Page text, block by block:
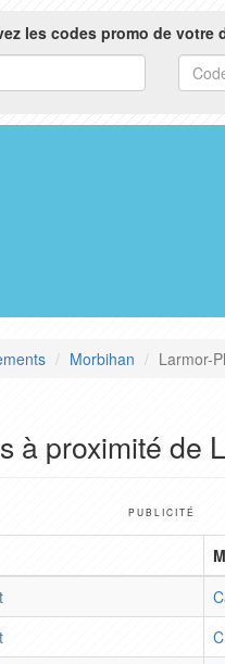
les codes promo de votre
Morbihan Larmor-
à proximité de
PUBLICITÉ